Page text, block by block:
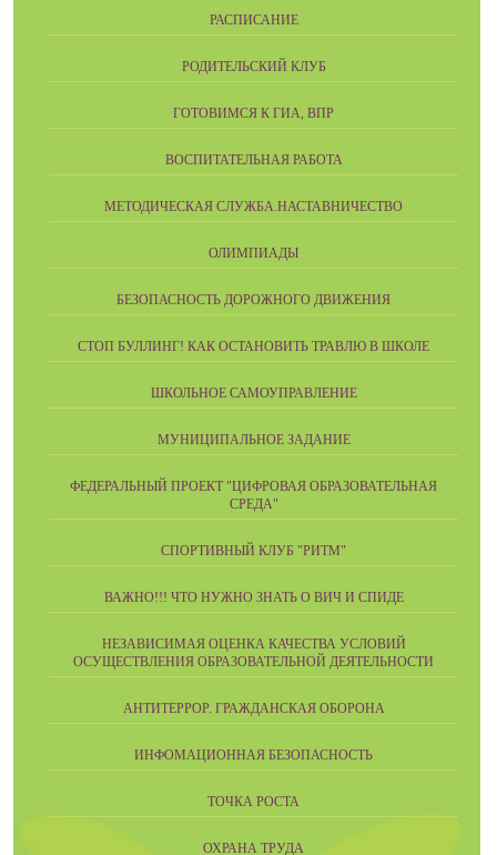
РАСПИСАНИЕ
РОДИТЕЛЬСКИЙ КЛУБ
ГОТОВИМСЯ К ГИА, ВПР
ВОСПИТАТЕЛЬНАЯ РАБОТА
МЕТОДИЧЕСКАЯ СЛУЖБА.НАСТАВНИЧЕСТВО
ОЛИМПИАДЫ
БЕЗОПАСНОСТЬ ДОРОЖНОГО ДВИЖЕНИЯ
СТОП БУЛЛИНГ! КАК ОСТАНОВИТЬ ТРАВЛЮ В ШКОЛЕ
ШКОЛЬНОЕ САМОУПРАВЛЕНИЕ
МУНИЦИПАЛЬНОЕ ЗАДАНИЕ
ФЕДЕРАЛЬНЫЙ ПРОЕКТ "ЦИФРОВАЯ ОБРАЗОВАТЕЛЬНАЯ
СРЕДА"
СПОРТИВНЫЙ КЛУБ "РИТМ"
ВАЖНО!!! ЧТО НУЖНО ЗНАТЬ О ВИЧ И СПИДЕ
НЕЗАВИСИМАЯ ОЦЕНКА КАЧЕСТВА УСЛОВИЙ
ОСУЩЕСТВЛЕНИЯ ОБРАЗОВАТЕЛЬНОЙ ДЕЯТЕЛЬНОСТИ
АНТИТЕРРОР. ГРАЖДАНСКАЯ ОБОРОНА
ИНФОМАЦИОННАЯ БЕЗОПАСНОСТЬ
ТОЧКА РОСТА
ОХРАНА ТРУДА